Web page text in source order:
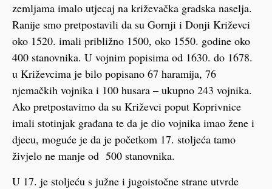
zemljama imalo utjecaj na križevačka gradska naselja.
Ranije smo pretpostavili da su Gornji i Donji Križevci
oko 1520. imali približno 1500, oko 1550. godine oko
400 stanovnika. U vojnim popisima od 1630. do 1678.
u Križevcima je bilo popisano 67 haramija, 76
njemačkih vojnika i 100 husara – ukupno 243 vojnika.
Ako pretpostavimo da su Križevci poput Koprivnice
imali stotinjak građana te da je dio vojnika imao žene i
djecu, moguće je da je početkom 17. stoljeća tamo
živjelo ne manje od 500 stanovnika.
U 17. je stoljeću s južne i jugoistočne strane utvrde